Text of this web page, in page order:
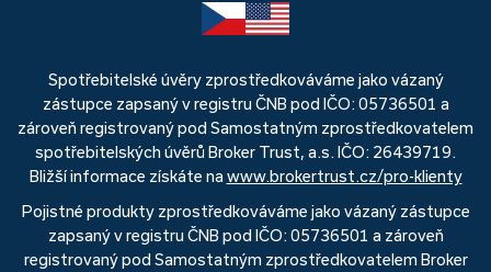
Spotřebitelské úvěry zprostředkováváme jako vázaný
zástupce zapsaný v registru ČNB pod IČO: 05736501 a
zároveň registrovaný pod Samostatným zprostředkovatelem
spotřebitelských úvěrů Broker Trust, a.s. IČO: 26439719.
Bližší informace získáte na www.brokertrust.cz/pro-klienty
Pojistné produkty zprostředkováváme jako vázaný zástupce
zapsaný v registru ČNB pod IČO: 05736501 a zároveň
registrovaný pod Samostatným zprostředkovatelem Broker